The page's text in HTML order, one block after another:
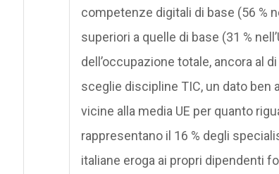
competenze digitali di base (56 %
superiori a quelle di base (31 %
dell’occupazione totale, ancora al
sceglie discipline TIC, un dato ben
vicine alla media UE per quanto
rappresentano il 16 % degli
italiane eroga ai propri dipendenti